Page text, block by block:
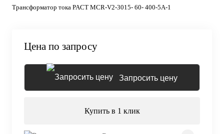
Трансформатор тока PACT MCR-V2-3015- 60- 400-5A-1
Цена по запросу
Запросить цену
Купить в 1 клик